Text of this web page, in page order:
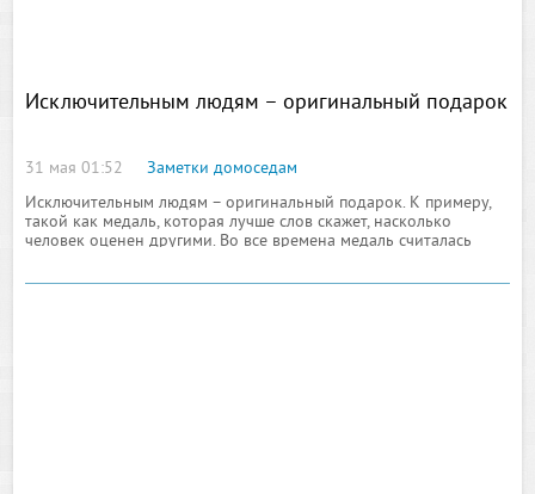
Исключительным людям – оригинальный подарок
31 мая 01:52
Заметки домоседам
Исключительным людям – оригинальный подарок. К примеру,
такой как медаль, которая лучше слов скажет, насколько
человек оценен другими. Во все времена медаль считалась